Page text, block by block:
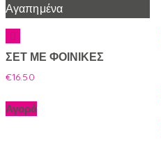
Αγαπημένα
ΣΕΤ ΜΕ ΦΟΙΝΙΚΕΣ
€16.50
Αγορά